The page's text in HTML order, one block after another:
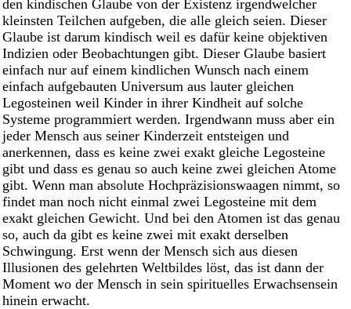
den kindischen Glaube von der Existenz irgendwelcher
kleinsten Teilchen aufgeben, die alle gleich seien. Dieser
Glaube ist darum kindisch weil es dafür keine objektiven
Indizien oder Beobachtungen gibt. Dieser Glaube basiert
einfach nur auf einem kindlichen Wunsch nach einem
einfach aufgebauten Universum aus lauter gleichen
Legosteinen weil Kinder in ihrer Kindheit auf solche
Systeme programmiert werden. Irgendwann muss aber ein
jeder Mensch aus seiner Kinderzeit entsteigen und
anerkennen, dass es keine zwei exakt gleiche Legosteine
gibt und dass es genau so auch keine zwei gleichen Atome
gibt. Wenn man absolute Hochpräzisionswaagen nimmt, so
findet man noch nicht einmal zwei Legosteine mit dem
exakt gleichen Gewicht. Und bei den Atomen ist das genau
so, auch da gibt es keine zwei mit exakt derselben
Schwingung. Erst wenn der Mensch sich aus diesen
Illusionen des gelehrten Weltbildes löst, das ist dann der
Moment wo der Mensch in sein spirituelles Erwachsensein
hinein erwacht.